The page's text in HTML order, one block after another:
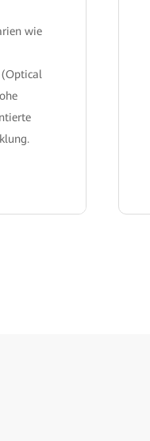
wie
(Optical